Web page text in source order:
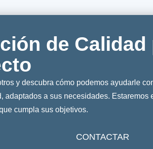
de Calidad
y descubra cómo podemos ayudarle
adaptados a sus necesidades. Estaremos
cumpla sus objetivos.
CONTACTAR